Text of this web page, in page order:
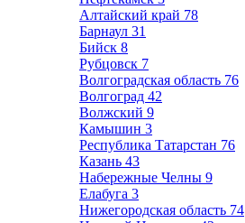
Алтайский край 78
Барнаул 31
Бийск 8
Рубцовск 7
Волгоградская область 76
Волгоград 42
Волжский 9
Камышин 3
Республика Татарстан 76
Казань 43
Набережные Челны 9
Елабуга 3
Нижегородская область 74